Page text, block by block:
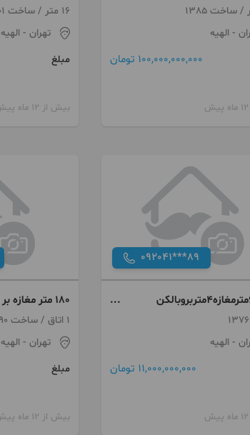
- الهیه
100,000,000,000 تومان
فراز تهران
16 متر / ساخت 1401
تهران- الهیه
مبلغ
بیش از 12 ماه پیش
092041***89
الهیه۶۰مترمغازه۴متربروبالکن
- الهیه
11,000,000,000 تومان
۱۸۰ متر مغازه بر الهیه
1 اتاق / ساخت 1390
تهران- الهیه
مبلغ
بیش از 12 ماه پیش